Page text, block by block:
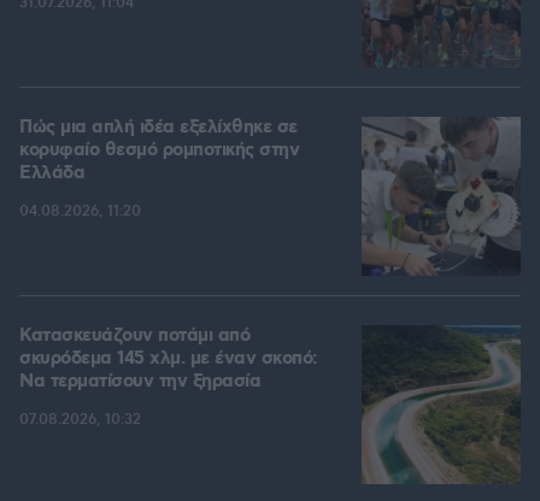
Πώς μια απλή ιδέα εξελίχθηκε σε
κορυφαίο θεσμό ρομποτικής στην
Ελλάδα
04.08.2026, 11:20
Κατασκευάζουν ποτάμι από
σκυρόδεμα 145 χλμ. με έναν σκοπό:
Να τερματίσουν την ξηρασία
07.08.2026, 10:32